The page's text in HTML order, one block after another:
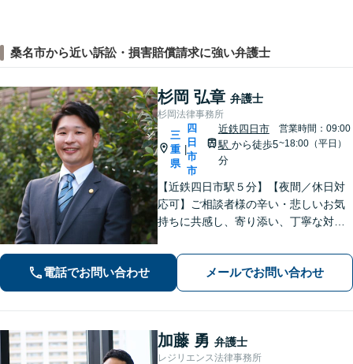
桑名市から近い訴訟・損害賠償請求に強い弁護士
杉岡 弘章 弁護士
杉岡法律事務所
三
重
県
四
日
市
市
近鉄四日市
駅 から徒歩5
分
営業時間：09:00
~18:00（平日）
【近鉄四日市駅５分】【夜間／休日対
応可】ご相談者様の辛い・悲しいお気
持ちに共感し、寄り添い、丁寧な対応
相続／刑事事件など、幅広く対応【地
域に根ざした弁護士】お気軽にお問い
合わせください。
電話でお問い合わせ メールでお問い合わせ
加藤 勇 弁護士
レジリエンス法律事務所